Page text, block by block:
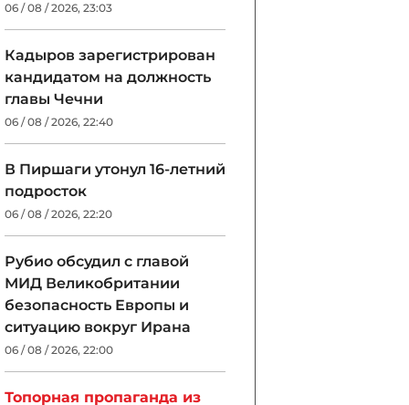
06 / 08 / 2026, 23:03
Кадыров зарегистрирован
кандидатом на должность
главы Чечни
06 / 08 / 2026, 22:40
В Пиршаги утонул 16-летний
подросток
06 / 08 / 2026, 22:20
Рубио обсудил с главой
МИД Великобритании
безопасность Европы и
ситуацию вокруг Ирана
06 / 08 / 2026, 22:00
Топорная пропаганда из